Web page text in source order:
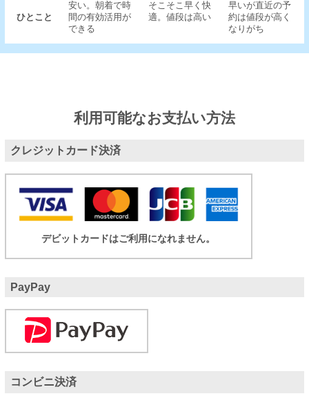
ひとこと
安い。朝着で時
間の有効活用が
できる
そこそこ早く快
適。値段は高い
早いが直近の予
約は値段が高く
なりがち
利用可能なお支払い方法
クレジットカード決済
デビットカードはご利用になれません。
PayPay
コンビニ決済